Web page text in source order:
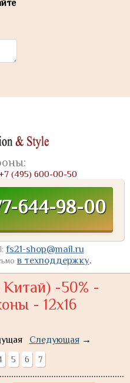
(495) 600-00-50
644-98-00
fs21-shop@mail.ru
в техподдержку.
-50% -
- 12х16
Следующая→
5 6 7